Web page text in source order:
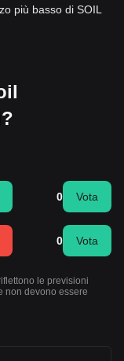
più basso di SOIL
0 Vota
0 Vota
le previsioni
non devono essere